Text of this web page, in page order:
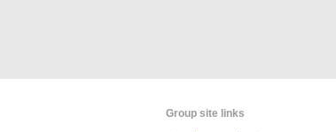
Group site links